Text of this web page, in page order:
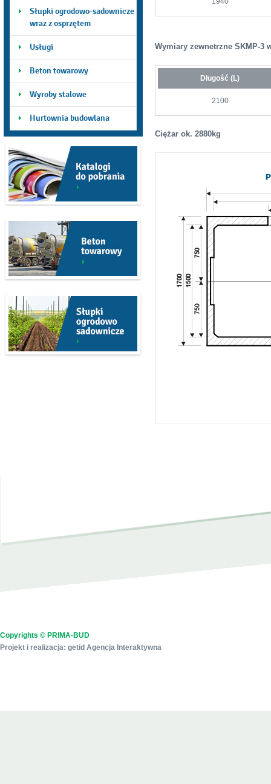
Słupki ogrodowo-sadownicze
wraz z osprzętem
Usługi
Beton towarowy
Wyroby stalowe
Hurtownia budowlana
Wymiary zewnetrzne SKMP-3
Długość (L)
2100
Ciężar ok. 2880kg
Copyrights © PRIMA-BUD
Projekt i realizacja: getid Agencja Interaktywna